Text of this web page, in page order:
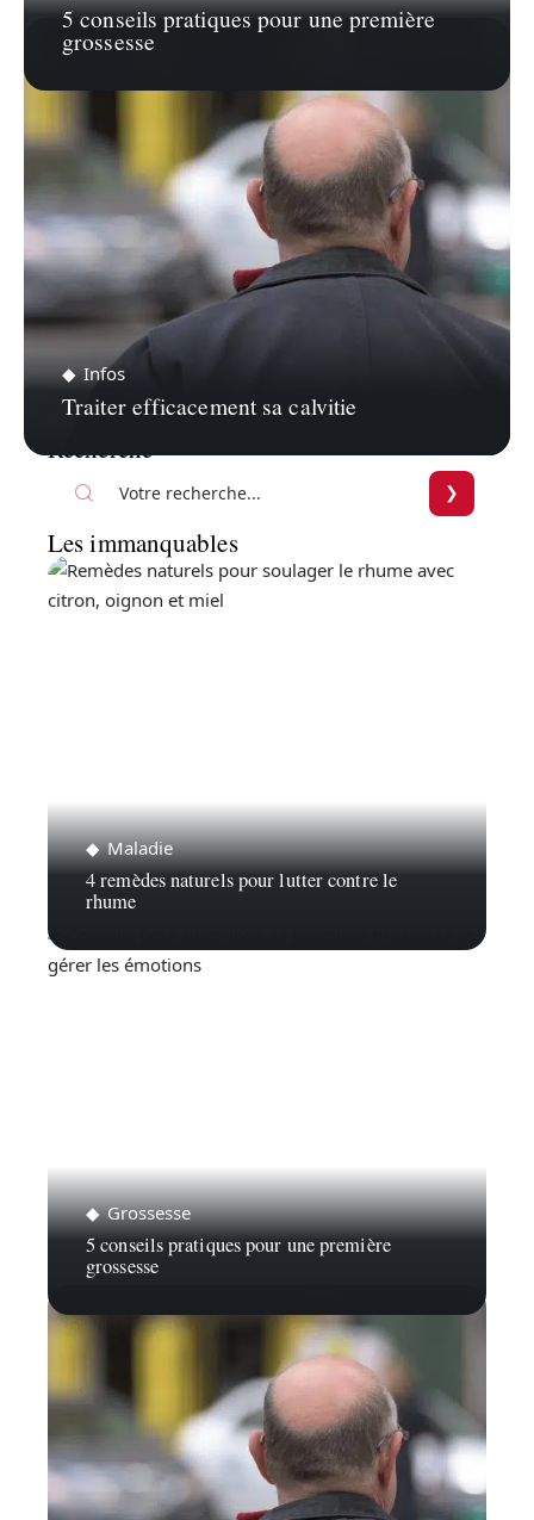
5 conseils pratiques pour une première
grossesse
Infos
Traiter efficacement sa calvitie
Recherche
Les immanquables
Maladie
4 remèdes naturels pour lutter contre le
rhume
Grossesse
5 conseils pratiques pour une première
grossesse